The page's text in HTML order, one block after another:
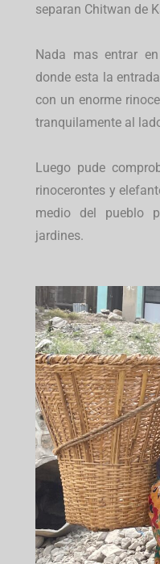
separan Chitwan de
Nada mas entrar
donde esta la
con un enorme
tranquilamente al
Luego pude
rinocerontes y
medio del pueblo
jardines.